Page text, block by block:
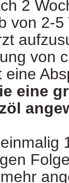
2
von 2-
von
eine
eine